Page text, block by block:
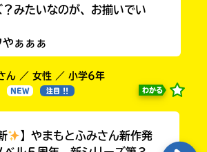
？みたいなのが、お揃いでい
やぁぁぁ
ん ／ 女性 ／ 小学6年
NEW 注目 !! わかる
】やまもとふみさん新作発